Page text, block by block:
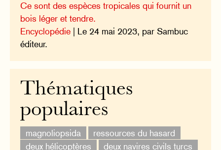
Ce sont des espèces tropicales qui fournit un
bois léger et tendre.
Encyclopédie | Le 24 mai 2023, par Sambuc
éditeur.
Thématiques
populaires
magnoliopsida
ressources du hasard
deux hélicoptères
deux navires civils turcs